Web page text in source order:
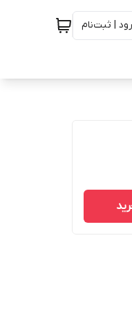
| ثبت‌نام